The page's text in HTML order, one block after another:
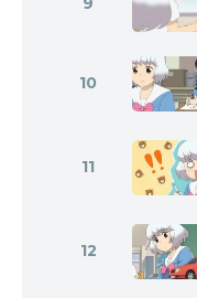
10
11
12